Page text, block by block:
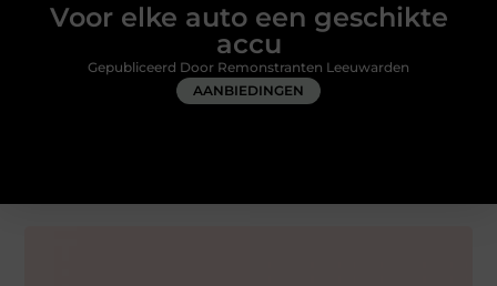
Voor elke auto een geschikte
accu
AANBIEDINGEN
Gepubliceerd Door Remonstranten Leeuwarden